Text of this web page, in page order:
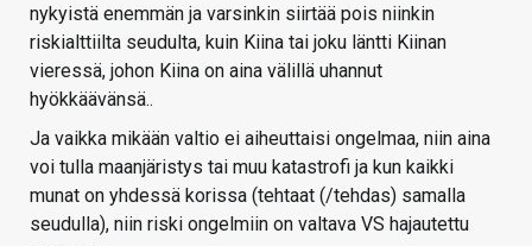
nykyistä enemmän ja varsinkin siirtää pois niinkin
riskialttiilta seudulta, kuin Kiina tai joku läntti Kiinan
vieressä, johon Kiina on aina välillä uhannut
hyökkäävänsä..
Ja vaikka mikään valtio ei aiheuttaisi ongelmaa, niin aina
voi tulla maanjäristys tai muu katastrofi ja kun kaikki
munat on yhdessä korissa (tehtaat (/tehdas) samalla
seudulla), niin riski ongelmiin on valtava VS hajautettu